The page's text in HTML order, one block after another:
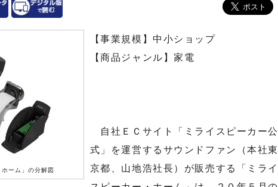
ホーム」の分解図
【事業規模】中小ショップ
【商品ジャンル】家電
自社ＥＣサイト「ミライスピーカー公
式」を運営するサウンドファン（本社東
京都、山地浩社長）が販売する「ミライ